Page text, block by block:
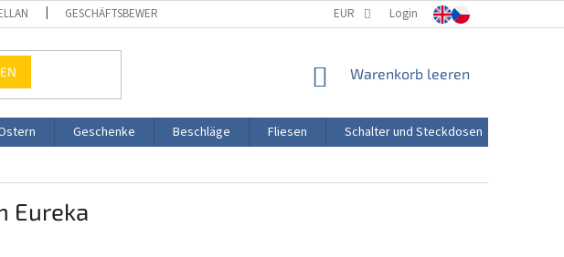
GESCHÄFTSBEWERTUNG PORZELLANHERSTELLUNG TRANSPORT UND ZAHLUNG
EUR Login
WARENKORB
Warenkorb leeren
Geschenke Beschläge Fliesen Schalter und Steckdosen
Eureka